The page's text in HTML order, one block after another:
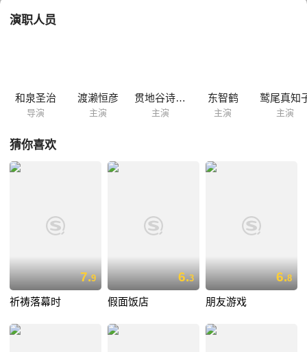
尾洋子一起将即将到期的悬案利用以前所调查的资料来找出真相，解决案
長，也开始走马上任。寄居于一課办公室内的鳥居，从一条于遺体上衣口
袋内发现的，被撕成一半的红披巾入手，逐渐发现该...
演职人员
和泉圣治
导演
渡濑恒彦
主演
贯地谷诗穗梨
主演
东智鹤
主演
鹫尾真知
主演
猜你喜欢
7.9
祈祷落幕时
6.3
假面饭店
6.8
朋友游戏